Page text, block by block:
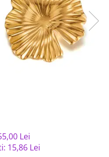
Lei
15,86 Lei